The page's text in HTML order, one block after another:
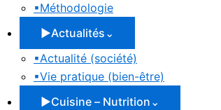
▪Méthodologie
▶Actualités ⌄
▪Actualité (société)
▪Vie pratique (bien-être)
▶Cuisine – Nutrition ⌄